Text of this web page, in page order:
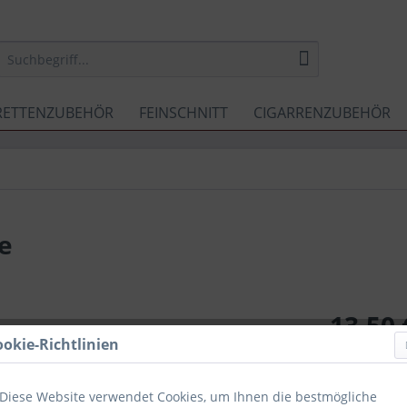
FEINSCHNITT CIGARRENZUBEHÖR
13,50
50
inkl. MwSt.
Sofort
Richtlinien
Diese Website verwendet Cookies, um Ihnen die bestmögliche